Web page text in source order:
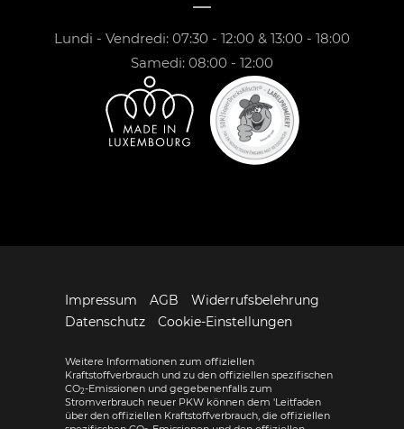
Lundi - Vendredi: 07:30 - 12:00 & 13:00 - 18:00
Samedi: 08:00 - 12:00
Impressum AGB
Widerrufsbelehrung
Datenschutz
Cookie-Einstellungen
Weitere Informationen zum offiziellen
Kraftstoffverbrauch und zu den offiziellen spezifischen
CO2-Emissionen und gegebenenfalls zum
Stromverbrauch neuer PKW können dem 'Leitfaden
über den offiziellen Kraftstoffverbrauch, die offiziellen